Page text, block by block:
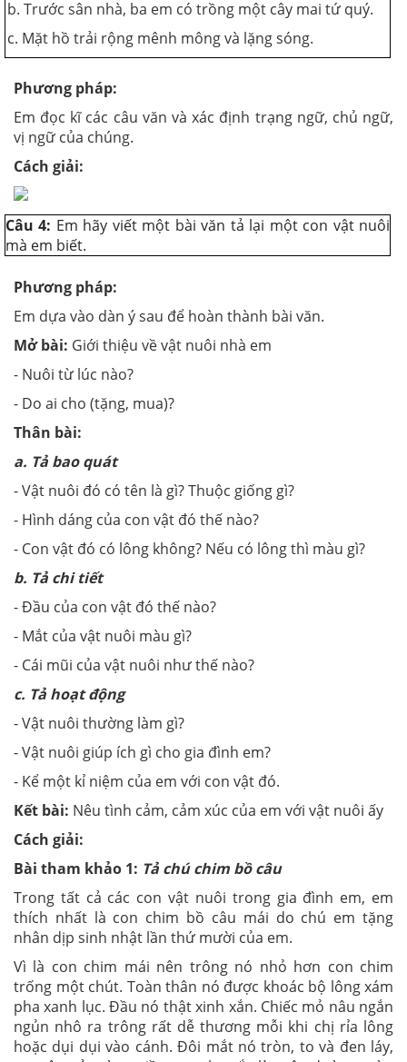
b. Trước sân nhà, ba em có trồng một cây mai tứ quý.
c. Mặt hồ trải rộng mênh mông và lặng sóng.
Phương pháp:
Em đọc kĩ các câu văn và xác định trạng ngữ, chủ ngữ,
vị ngữ của chúng.
Cách giải:
Câu 4: Em hãy viết một bài văn tả lại một con vật nuôi
mà em biết.
Phương pháp:
Em dựa vào dàn ý sau để hoàn thành bài văn.
Mở bài: Giới thiệu về vật nuôi nhà em
- Nuôi từ lúc nào?
- Do ai cho (tặng, mua)?
Thân bài:
a. Tả bao quát
- Vật nuôi đó có tên là gì? Thuộc giống gì?
- Hình dáng của con vật đó thế nào?
- Con vật đó có lông không? Nếu có lông thì màu gì?
b. Tả chi tiết
- Đầu của con vật đó thế nào?
- Mắt của vật nuôi màu gì?
- Cái mũi của vật nuôi như thế nào?
c. Tả hoạt động
- Vật nuôi thường làm gì?
- Vật nuôi giúp ích gì cho gia đình em?
- Kể một kỉ niệm của em với con vật đó.
Kết bài: Nêu tình cảm, cảm xúc của em với vật nuôi ấy
Cách giải:
Bài tham khảo 1: Tả chú chim bồ câu
Trong tất cả các con vật nuôi trong gia đình em, em
thích nhất là con chim bồ câu mái do chú em tặng
nhân dịp sinh nhật lần thứ mười của em.
Vì là con chim mái nên trông nó nhỏ hơn con chim
trống một chút. Toàn thân nó được khoác bộ lông xám
pha xanh lục. Đầu nó thật xinh xắn. Chiếc mỏ nâu ngắn
ngủn nhô ra trông rất dễ thương mỗi khi chị rỉa lông
hoặc dụi dụi vào cánh. Đôi mắt nó tròn, to và đen láy,